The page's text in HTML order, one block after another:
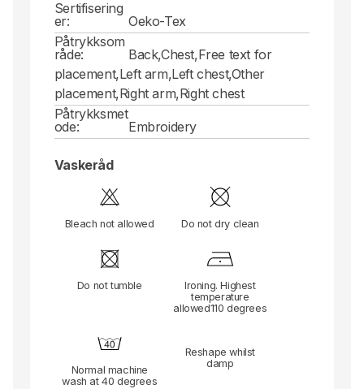
Sertifisering
er:
Oeko-Tex
Påtrykksom
råde:
Back,Chest,Free text for
placement,Left arm,Left chest,Other
placement,Right arm,Right chest
Påtrykksmet
ode:
Embroidery
Vaskeråd
Bleach not allowed Do not dry clean
Do not tumble
Ironing. Highest
temperature
allowed110 degrees
Normal machine
wash at 40 degrees
Reshape whilst
damp